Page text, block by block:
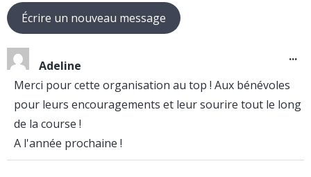
Adeline
Merci pour cette organisation au top ! Aux bénévoles
pour leurs encouragements et leur sourire tout le long
de la course !
A l'année prochaine !
...